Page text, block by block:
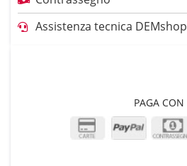
Assistenza tecnica DEMshop
PAGA CON